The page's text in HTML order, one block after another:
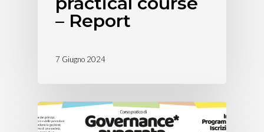
– Report
7 Giugno 2024